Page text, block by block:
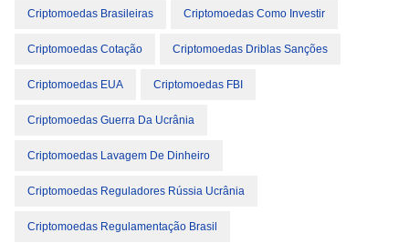
Criptomoedas Brasileiras Criptomoedas Como Investir
Criptomoedas Cotação Criptomoedas Driblas Sanções
Criptomoedas EUA Criptomoedas FBI
Criptomoedas Guerra Da Ucrânia
Criptomoedas Lavagem De Dinheiro
Criptomoedas Reguladores Rússia Ucrânia
Criptomoedas Regulamentação Brasil